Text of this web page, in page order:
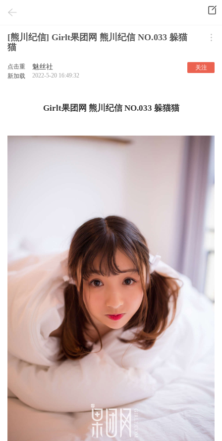
[熊川纪信] Girlt果团网 熊川纪信 NO.033 躲猫
猫
点击重
新加载
魅丝社
2022-5-20 16:49:32
关注
Girlt果团网 熊川纪信 NO.033 躲猫猫